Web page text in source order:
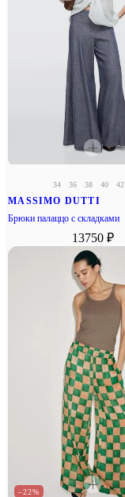
34 36 38 40 42
MASSIMO DUTTI
Брюки палаццо с складками
13750 ₽
–22%